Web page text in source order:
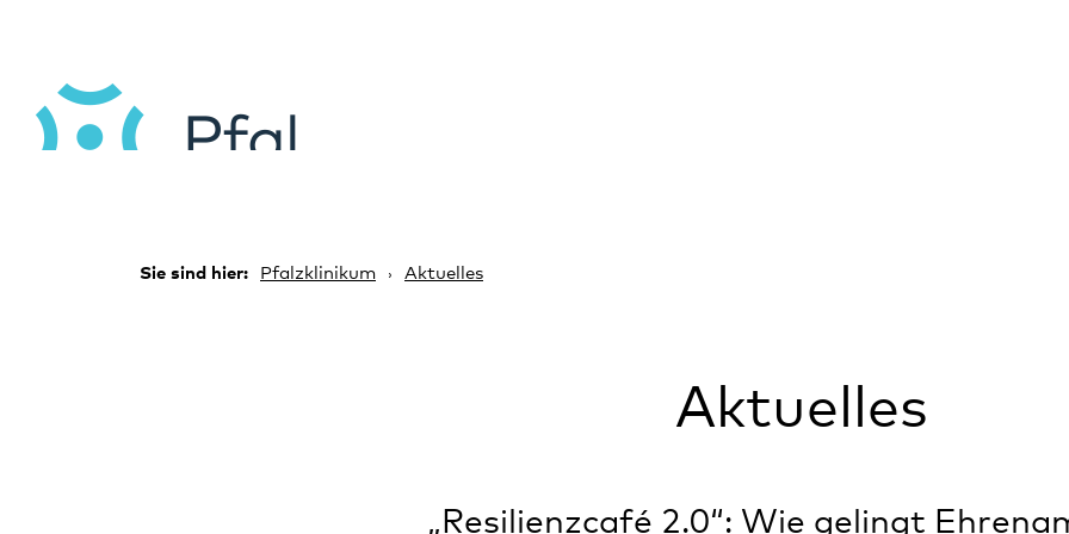
Sie sind hier: Pfalzklinikum Aktuelles
Aktuelles
„Resilienzcafé 2.0“: Wie gelingt